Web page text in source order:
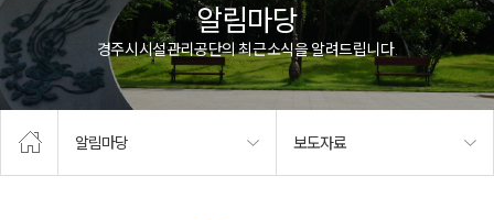
알림마당
경주시시설관리공단의 최근소식을 알려드립니다.
알림마당 보도자료